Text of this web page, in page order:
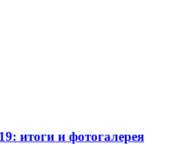
итоги и фотогалерея